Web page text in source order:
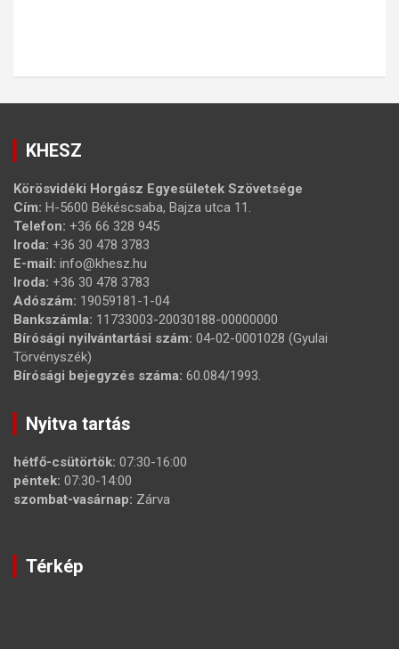
KHESZ
Körösvidéki Horgász Egyesületek Szövetsége
Cím: H-5600 Békéscsaba, Bajza utca 11.
Telefon: +36 66 328 945
Iroda: +36 30 478 3783
E-mail: info@khesz.hu
Iroda: +36 30 478 3783
Adószám: 19059181-1-04
Bankszámla: 11733003-20030188-00000000
Bírósági nyilvántartási szám: 04-02-0001028 (Gyulai
Törvényszék)
Bírósági bejegyzés száma: 60.084/1993.
Nyitva tartás
hétfő-csütörtök: 07:30-16:00
péntek: 07:30-14:00
szombat-vasárnap: Zárva
Térkép